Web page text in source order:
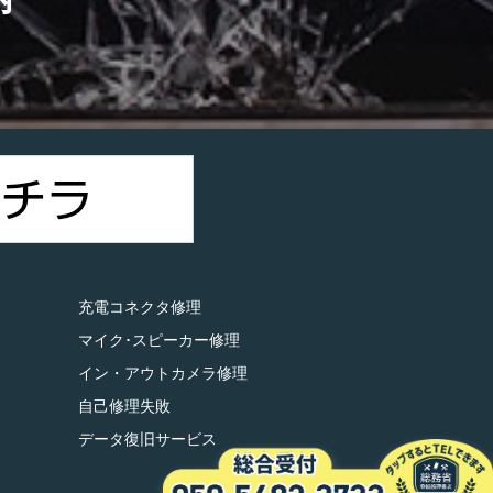
充電コネクタ修理
マイク･スピーカー修理
イン・アウトカメラ修理
自己修理失敗
データ復旧サービス